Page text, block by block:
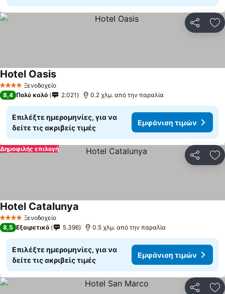
4 ΑστέριαΞενοδοχείο
Hotel OasisΕμφάνιση τιμών
8,4 Πολύ καλό 2.021 0.2 χλμ. από την παραλία
Επιλέξτε ημερομηνίες, για να
δείτε τις ακριβείς τιμές
Εμφάνιση τιμών
Δημοφιλής επιλογή
4 ΑστέριαΞενοδοχείο
Hotel Catalunya
8,5 Εξαιρετικό 5.396 0.5 χλμ. από την παραλία
Επιλέξτε ημερομηνίες, για να
δείτε τις ακριβείς τιμές
Εμφάνιση τιμών